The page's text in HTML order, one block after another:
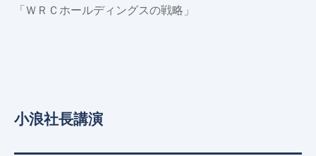
「ＷＲＣホールディングスの戦略」
小浪社長講演